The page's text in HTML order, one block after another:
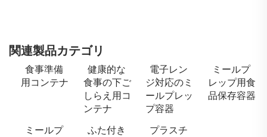
関連製品カテゴリ
食事準備
用コンテナ
健康的な
食事の下ご
しらえ用コ
ンテナ
電子レン
ジ対応のミ
ールプレッ
プ容器
ミールプ
レップ用食
品保存容器
ミールプ
ふた付き
プラスチ